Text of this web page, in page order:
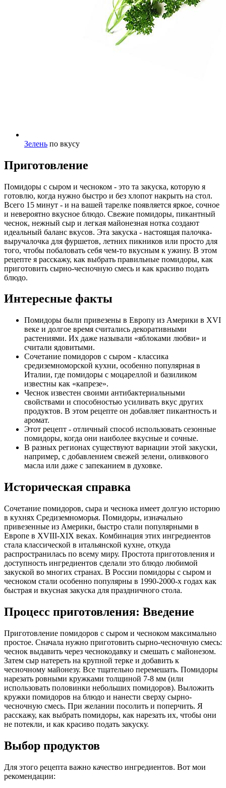
Зелень по вкусу
Приготовление
Помидоры с сыром и чесноком - это та закуска, которую я
готовлю, когда нужно быстро и без хлопот накрыть на стол.
Всего 15 минут - и на вашей тарелке появляется яркое, сочное
и невероятно вкусное блюдо. Свежие помидоры, пикантный
чеснок, нежный сыр и легкая майонезная нотка создают
идеальный баланс вкусов. Эта закуска - настоящая палочка-
выручалочка для фуршетов, летних пикников или просто для
того, чтобы побаловать себя чем-то вкусным к ужину. В этом
рецепте я расскажу, как выбрать правильные помидоры, как
приготовить сырно-чесночную смесь и как красиво подать
блюдо.
Интересные факты
Помидоры были привезены в Европу из Америки в XVI
веке и долгое время считались декоративными
растениями. Их даже называли «яблоками любви» и
считали ядовитыми.
Сочетание помидоров с сыром - классика
средиземноморской кухни, особенно популярная в
Италии, где помидоры с моцареллой и базиликом
известны как «капрезе».
Чеснок известен своими антибактериальными
свойствами и способностью усиливать вкус других
продуктов. В этом рецепте он добавляет пикантность и
аромат.
Этот рецепт - отличный способ использовать сезонные
помидоры, когда они наиболее вкусные и сочные.
В разных регионах существуют вариации этой закуски,
например, с добавлением свежей зелени, оливкового
масла или даже с запеканием в духовке.
Историческая справка
Сочетание помидоров, сыра и чеснока имеет долгую историю
в кухнях Средиземноморья. Помидоры, изначально
привезенные из Америки, быстро стали популярными в
Европе в XVIII-XIX веках. Комбинация этих ингредиентов
стала классической в итальянской кухне, откуда
распространилась по всему миру. Простота приготовления и
доступность ингредиентов сделали это блюдо любимой
закуской во многих странах. В России помидоры с сыром и
чесноком стали особенно популярны в 1990-2000-х годах как
быстрая и вкусная закуска для праздничного стола.
Процесс приготовления: Введение
Приготовление помидоров с сыром и чесноком максимально
простое. Сначала нужно приготовить сырно-чесночную смесь:
чеснок выдавить через чеснокодавку и смешать с майонезом.
Затем сыр натереть на крупной терке и добавить к
чесночному майонезу. Все тщательно перемешать. Помидоры
нарезать ровными кружками толщиной 7-8 мм (или
использовать половинки небольших помидоров). Выложить
кружки помидоров на блюдо и нанести сверху сырно-
чесночную смесь. При желании посолить и поперчить. Я
расскажу, как выбрать помидоры, как нарезать их, чтобы они
не потекли, и как красиво подать закуску.
Выбор продуктов
Для этого рецепта важно качество ингредиентов. Вот мои
рекомендации: